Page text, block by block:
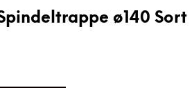
ø140 Sort